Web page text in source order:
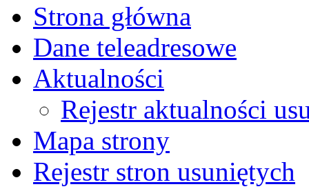
Strona główna
Dane teleadresowe
Aktualności
Rejestr aktualności
Mapa strony
Rejestr stron usuniętych